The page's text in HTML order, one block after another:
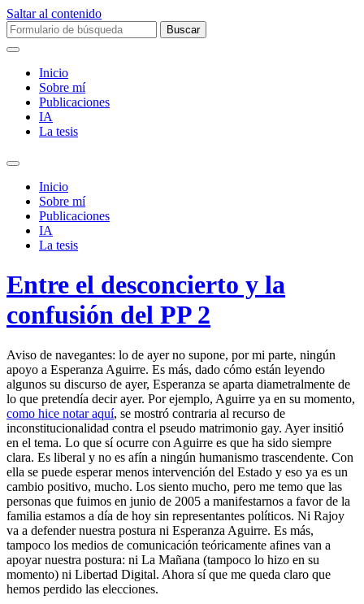
Saltar al contenido
Buscar:
Inicio
Sobre mí­
Publicaciones
IA
La tesis
Alternar
campo
búsqueda
Inicio
Sobre mí­
Publicaciones
IA
La tesis
Entre el desconcierto y la
confusión del PP 2
Aviso de navegantes: lo de ayer no supone, por mi parte, ningún
apoyo a Esperanza Aguirre. Es más, dado cómo están leyendo
algunos su discurso de ayer, Esperanza se aparta diametralmente de
lo que pretendía decir ayer. Por ejemplo, Aguirre ya en su momento,
como hice notar aquí, se mostró contraria al recurso de
inconstitucionalidad contra el pseudo matrimonio gay. Ayer insitió
en el tema. Lo que sí ocurre con Aguirre es que ha sido siempre
clara. Es liberal y no es afín a ningún humanismo trascendente. Con
ella se puede esperar menos intervención del Estado y eso ya es un
cambio positivo, mucho. Los siento mucho, pero me temo que las
personas que fuimos en junio de 2005 a manifestarnos a favor de la
familia estamos a día de hoy sin representantes políticos. Ni Rajoy
va a defender nuestra postura ni Esperanza Aguirre. Es más,
tampoco los medios de comunicación teóricamente afines van a
apoyar nuestra postura: ni La Mañana (tampoco lo hizo en su
momento) ni Libertad Digital. Ahora sí que me queda claro que
hemos perdido las elecciones.